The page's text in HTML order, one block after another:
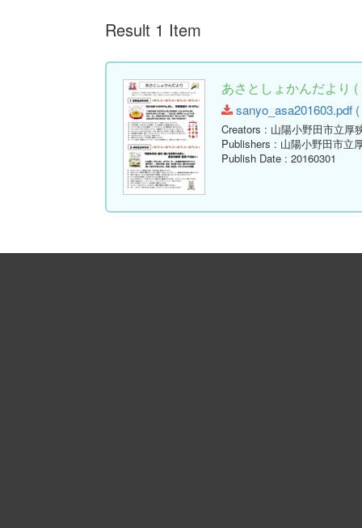
Result 1 Item
あさとしょかんだより
sanyo_asa201603.pdf
Creators : 山陽小野田市立厚
Publishers : 山陽小野田市立
Publish Date : 20160301